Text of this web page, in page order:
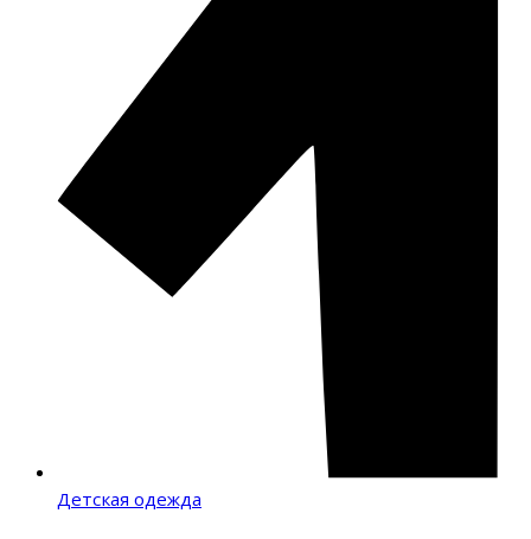
Детская одежда